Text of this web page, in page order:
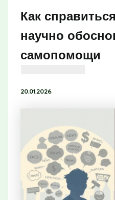
Как
научно
самопомощи
20.01.2026